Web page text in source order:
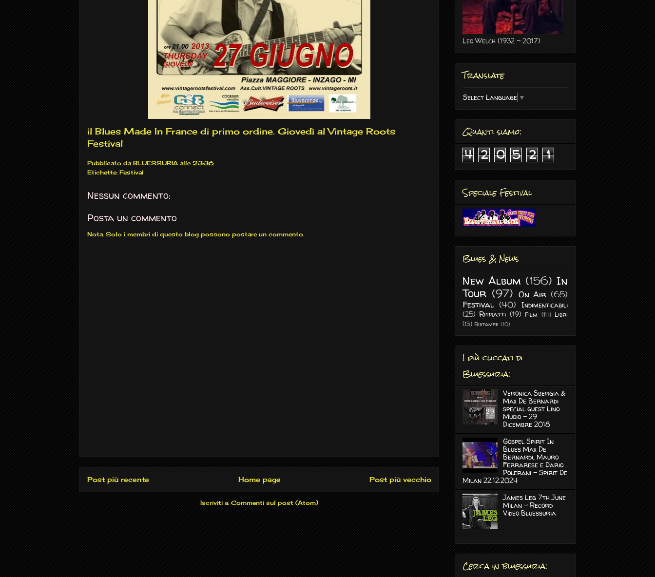
il Blues Made In France di primo ordine. Giovedì al Vintage Roots
Festival
Pubblicato da BLUESSURIA alle 23:36
Etichette: Festival
Nessun commento:
Posta un commento
Nota. Solo i membri di questo blog possono postare un commento.
Post più recente Post più vecchio
Home page
Iscriviti a: Commenti sul post (Atom)
Leo Welch (1932 - 2017)
Translate
Select Language ▼
Quanti siamo:
4 2 0 5 2 1
Speciale Festival
Blues & News
New Album (156) In
Tour (97) On Air (65)
Festival (40)
Indimenticabili
(25) Ritratti (19) Film (14) Libri
(13) Ristampe (10)
I più cliccati di
Bluessuria:
Veronica Sbergia &
Max De Bernardi
special guest Lino
Muoio - 29
Dicembre 2018
Gospel Spirit In
Blues Max De
Bernardi, Mauro
Ferrarese e Dario
Polerani - Spirit De
Milan 22.12.2024
James Leg 7th June
Milan - Record
Video Bluessuria
Cerca in bluessuria: